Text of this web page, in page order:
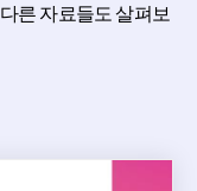
른 자료들도 살펴보